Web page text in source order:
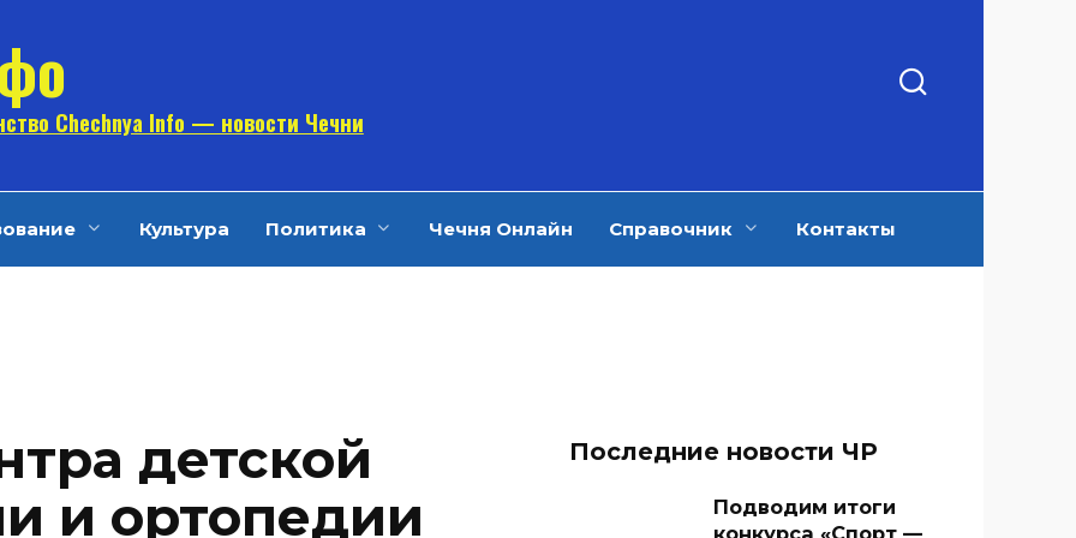
Chechnya Info — новости Чечни
Культура Политика Чечня Онлайн Справочник Контакты
детской
и ортопедии
Последние новости ЧР
Подводим итоги
конкурса «Спорт —